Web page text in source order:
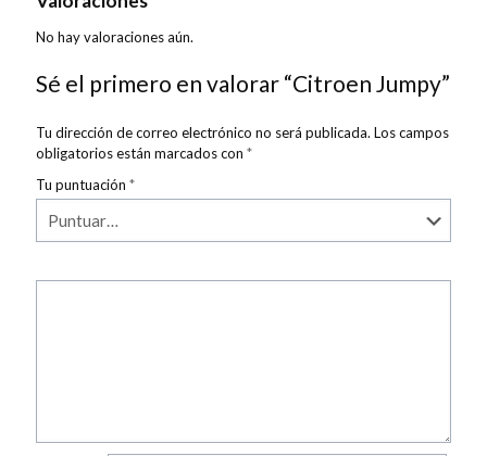
No hay valoraciones aún.
Sé el primero en valorar “Citroen Jumpy”
Tu dirección de correo electrónico no será publicada. Los campos
obligatorios están marcados con *
Tu puntuación *